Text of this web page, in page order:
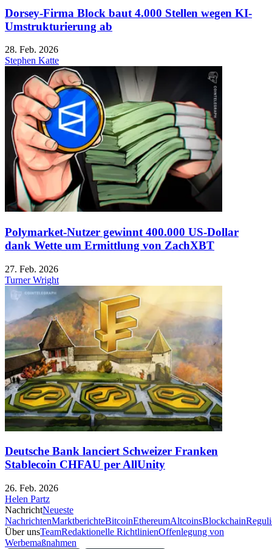
Dorsey-Firma Block baut 4.000 Stellen wegen KI-
Umstrukturierung ab
28. Feb. 2026
Stephen Katte
Polymarket-Nutzer gewinnt 400.000 US-Dollar
dank Wette um Ermittlung von ZachXBT
27. Feb. 2026
Turner Wright
Deutsche Bank lanciert Schweizer Franken
Stablecoin CHFAU per AllUnity
26. Feb. 2026
Helen Partz
NachrichtNeueste
NachrichtenMarktberichteBitcoinEthereumAltcoinsBlockchain
Über unsTeamRedaktionelle RichtlinienOffenlegung von
Werbemaßnahmen